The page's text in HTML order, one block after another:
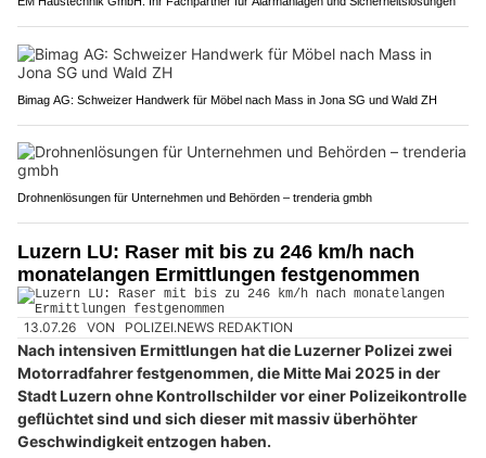
Bimag AG: Schweizer Handwerk für Möbel nach Mass in Jona SG und Wald ZH
Drohnenlösungen für Unternehmen und Behörden – trenderia gmbh
Luzern LU: Raser mit bis zu 246 km/h nach
monatelangen Ermittlungen festgenommen
13.07.26 VON POLIZEI.NEWS REDAKTION
Nach intensiven Ermittlungen hat die Luzerner Polizei zwei
Motorradfahrer festgenommen, die Mitte Mai 2025 in der
Stadt Luzern ohne Kontrollschilder vor einer Polizeikontrolle
geflüchtet sind und sich dieser mit massiv überhöhter
Geschwindigkeit entzogen haben.